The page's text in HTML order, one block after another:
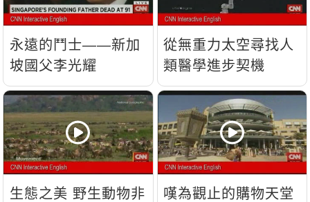
永遠的鬥士——新加
坡國父李光耀
從無重力太空尋找人
類醫學進步契機
生態之美 野生動物非
嘆為觀止的購物天堂